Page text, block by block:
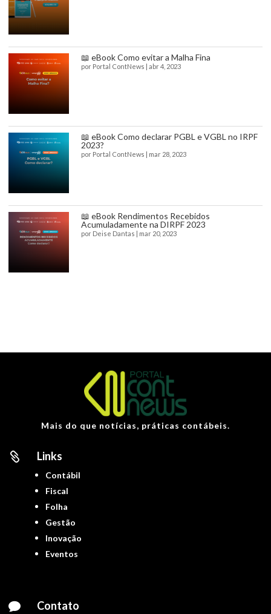
📖 eBook Como evitar a Malha Fina
por Portal ContNews | abr 4, 2023
📖 eBook Como declarar PGBL e VGBL no IRPF
2023?
por Portal ContNews | mar 28, 2023
📖 eBook Rendimentos Recebidos
Acumuladamente na DIRPF 2023
por Deise Dantas | mar 20, 2023
Mais do que notícias, práticas contábeis.
 Links
Contábil
Fiscal
Folha
Gestão
Inovação
Eventos
 Contato